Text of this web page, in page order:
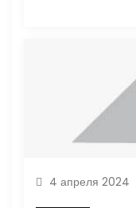
4 апреля 2024